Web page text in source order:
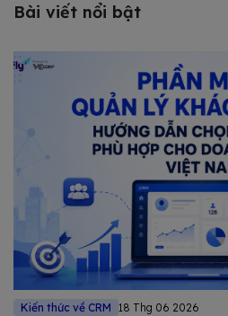
Bài viết nổi bật
Kiến thức về CRM 18 Thg 06 2026